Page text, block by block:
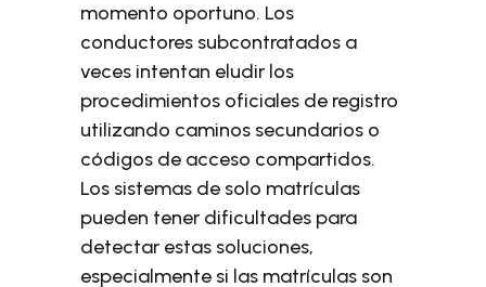
momento oportuno. Los
conductores subcontratados a
veces intentan eludir los
procedimientos oficiales de registro
utilizando caminos secundarios o
códigos de acceso compartidos.
Los sistemas de solo matrículas
pueden tener dificultades para
detectar estas soluciones,
especialmente si las matrículas son